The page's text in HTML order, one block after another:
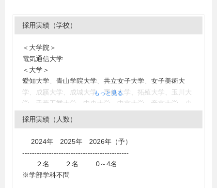
採用実績（学校）
＜大学院＞
電気通信大学
＜大学＞
愛知大学、青山学院大学、共立女子大学、女子美術大
学、成蹊大学、成城大学、専修大学、拓殖大学、玉川大
学、千葉工業大学、中央大学、中京大学、帝京大学、東
洋大学、日本大学、日本映画大学、法政大学、明治学院
大学、立正大学、流通科学大学、早稲田大学、慶應義塾
学、白百合女子大学、明治大学、同志社女子大学
聖徳大学短期大学部、目白大学短期大学部、専門学校Ｅ
もっと見る
採用実績（人数）
2024年 2025年 2026年（予）
--------------------------------------------
２名 ２名 0～4名
※学部学科不問